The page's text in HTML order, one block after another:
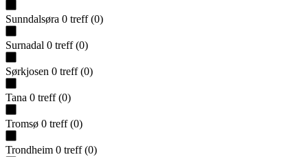
Sunndalsøra 0 treff (0)
Surnadal 0 treff (0)
Sørkjosen 0 treff (0)
Tana 0 treff (0)
Tromsø 0 treff (0)
Trondheim 0 treff (0)